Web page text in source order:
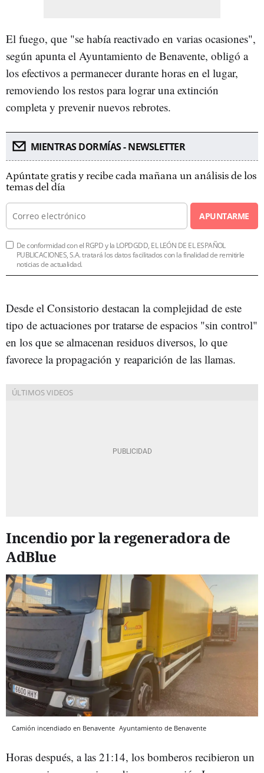
El fuego, que "se había reactivado en varias ocasiones",
según apunta el Ayuntamiento de Benavente, obligó a
los efectivos a permanecer durante horas en el lugar,
removiendo los restos para lograr una extinción
completa y prevenir nuevos rebrotes.
MIENTRAS DORMÍAS - NEWSLETTER
Apúntate gratis y recibe cada mañana un análisis de los
temas del día
APUNTARME
De conformidad con el RGPD y la LOPDGDD, EL LEÓN DE EL ESPAÑOL
PUBLICACIONES, S.A. tratará los datos facilitados con la finalidad de remitirle
noticias de actualidad.
Desde el Consistorio destacan la complejidad de este
tipo de actuaciones por tratarse de espacios "sin control"
en los que se almacenan residuos diversos, lo que
favorece la propagación y reaparición de las llamas.
Incendio por la regeneradora de
AdBlue
Camión incendiado en Benavente Ayuntamiento de Benavente
Horas después, a las 21:14, los bomberos recibieron un